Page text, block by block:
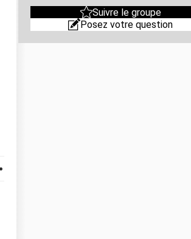
Suivre le groupe
Posez votre question